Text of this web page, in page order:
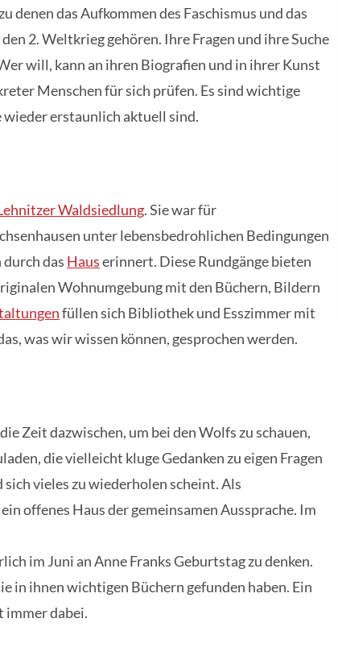
denen das Aufkommen des Faschismus und das
2. Weltkrieg gehören. Ihre Fragen und ihre Suche
will, kann an ihren Biografien und in ihrer Kunst
Menschen für sich prüfen. Es sind wichtige
wieder erstaunlich aktuell sind.
Waldsiedlung. Sie war für
unter lebensbedrohlichen Bedingungen
das Hauserinnert. Diese Rundgänge bieten
Wohnumgebung mit den Büchern, Bildern
füllen sich Bibliothek und Esszimmer mit
was wir wissen können, gesprochen werden.
Zeit dazwischen, um bei den Wolfs zu schauen,
die vielleicht kluge Gedanken zu eigen Fragen
vieles zu wiederholen scheint. Als
offenes Haus der gemeinsamen Aussprache. Im
im Juni an Anne Franks Geburtstag zu denken.
in ihnen wichtigen Büchern gefunden haben. Ein
immer dabei.